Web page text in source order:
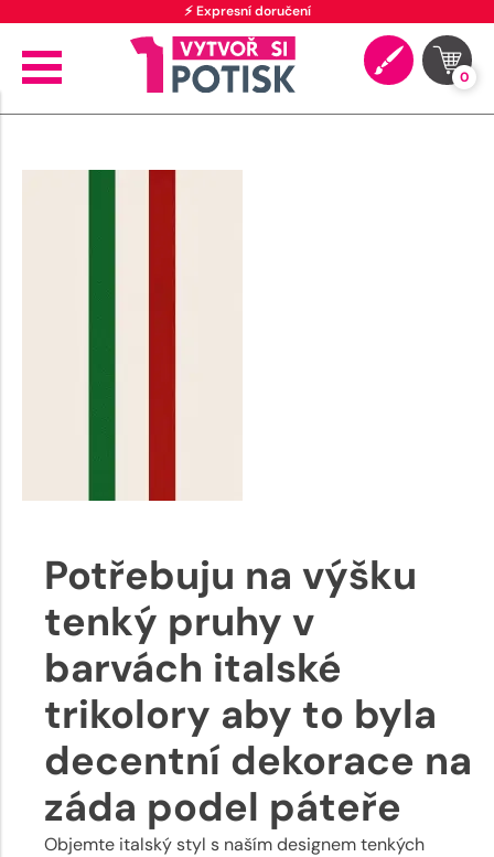
⚡ Expresní doručení
0
Potřebuju na výšku
tenký pruhy v
barvách italské
trikolory aby to byla
decentní dekorace na
záda podel páteře
Objemte italský styl s naším designem tenkých